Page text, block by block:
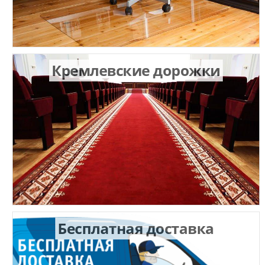
Кремлевские дорожки
Бесплатная доставка